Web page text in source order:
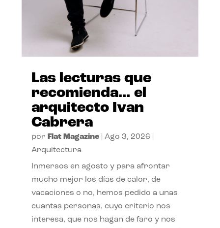
Las lecturas que
recomienda… el
arquitecto Ivan
Cabrera
por Flat Magazine| Ago 3, 2026
Arquitectura
Inmersos en agosto y para afrontar
mucho mejor los días de calor, de
vacaciones o no, hemos pedido a unas
cuantas personas, cuyo criterio nos
interesa, que nos hagan de faro y nos